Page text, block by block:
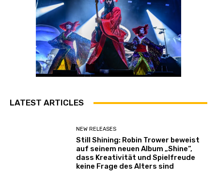
LATEST ARTICLES
NEW RELEASES
Still Shining: Robin Trower beweist
auf seinem neuen Album „Shine“,
dass Kreativität und Spielfreude
keine Frage des Alters sind